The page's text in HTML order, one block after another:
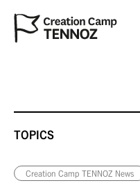
TOPICS
Creation Camp TENNOZ News